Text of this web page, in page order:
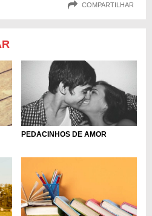
COMPARTILHAR
PEDACINHOS DE AMOR